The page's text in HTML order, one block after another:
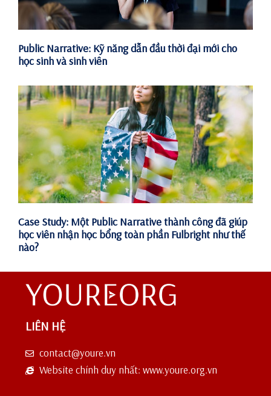
Public Narrative: Kỹ năng dẫn đầu thời đại mới cho
học sinh và sinh viên
Case Study: Một Public Narrative thành công đã giúp
học viên nhận học bổng toàn phần Fulbright như thế
nào?
LIÊN HỆ
contact@youre.vn
Website chính duy nhất: www.youre.org.vn